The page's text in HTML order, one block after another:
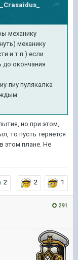
_Crasaidus_
механику
механику
и т.п.) если
окончания
пиу пулякалка
но при этом,
то пусть теряется
этом плане. Не
2 2 1
291